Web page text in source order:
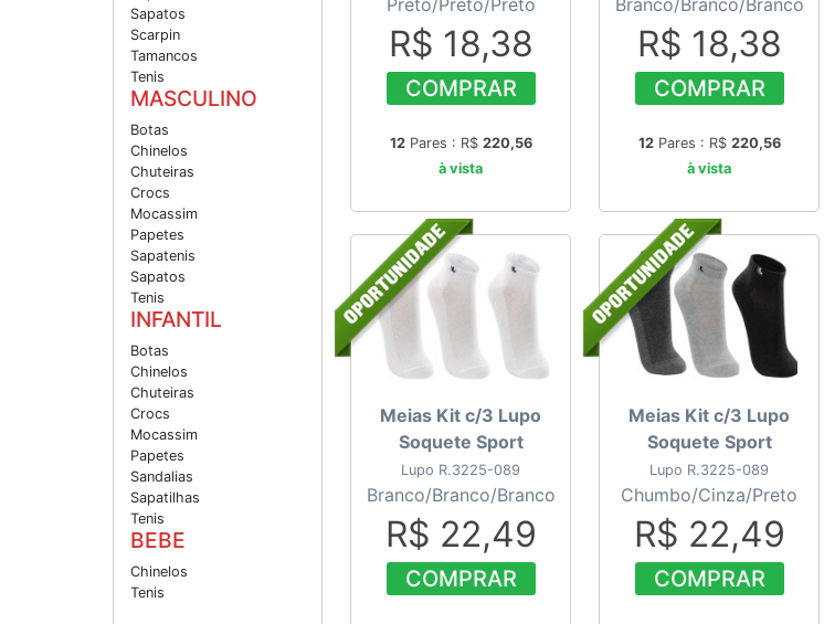
Sapatos
Scarpin
Tamancos
Tenis
MASCULINO
Botas
Chinelos
Chuteiras
Crocs
Mocassim
Papetes
Sapatenis
Sapatos
Tenis
INFANTIL
Botas
Chinelos
Chuteiras
Crocs
Mocassim
Papetes
Sandalias
Sapatilhas
Tenis
BEBE
Chinelos
Tenis
R$ 18,38
COMPRAR
12Pares : R$ 220,56
à vista
R$ 18,38
COMPRAR
12Pares : R$ 220,56
à vista
Meias Kit c/3 Lupo
Soquete Sport
Lupo R.3225-089
Branco/Branco/Branco
R$ 22,49
COMPRAR
Meias Kit c/3 Lupo
Soquete Sport
Lupo R.3225-089
Chumbo/Cinza/Preto
R$ 22,49
COMPRAR